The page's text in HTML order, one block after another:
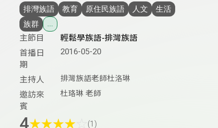
排灣族語 教育 原住民族語 人文
生活
族群
主節目
輕鬆學族語-排灣族語
首播日
期
2016-05-20
主持人 排灣族語老師杜洛琳
邀訪來
賓
杜珞琳 老師
4★★★★ (1)